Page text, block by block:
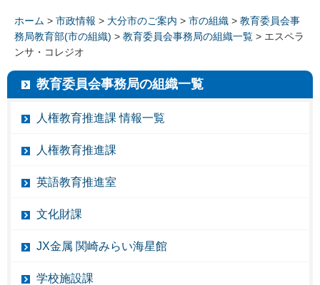
ホーム > 市政情報 > 大分市のご案内 > 市の組織 > 教育委員会事
務局教育部(市の組織) > 教育委員会事務局の組織一覧 > エスペラ
ンサ・コレジオ
教育委員会事務局の組織一覧
人権教育推進課 情報一覧
人権教育推進課
英語教育推進室
文化財課
JX金属 関崎みらい海星館
学校施設課